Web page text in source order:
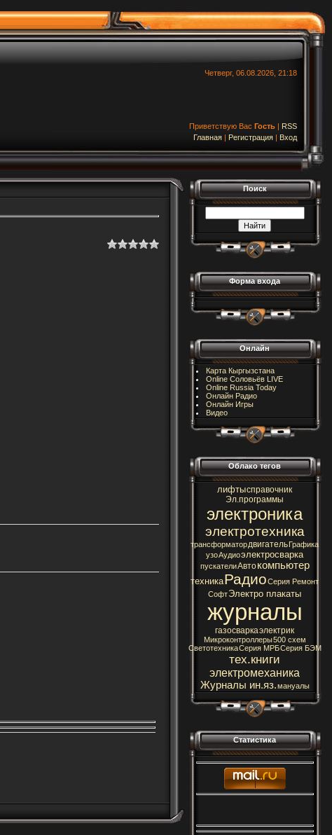
Четверг, 06.08.2026, 21:18
Приветствую Вас Гость | RSS
Главная | Регистрация | Вход
Поиск
Форма входа
Онлайн
Карта Кыргызстана
Online Соловьёв LIVE
Online Russia Today
Онлайн Радио
Онлайн Игры
Видео
Облако тегов
лифтысправочник
Эл.программы
электроника
электротехника
трансформатордвигательГрафика
узоАудиоэлектросварка
пускателиАвтокомпьютер
техникаРадиоСерия Ремонт
СофтЭлектро плакаты
журналы
газосваркаэлектрик
Микроконтроллеры500 схем
СветотехникаСерия МРБСерия БЭМ
тех.книги
электромеханика
Журналы ин.яз.мануалы
Статистика